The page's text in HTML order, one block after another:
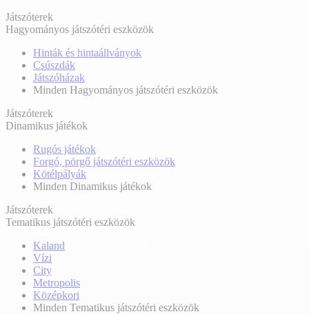
Játszóterek
Hagyományos játszótéri eszközök
Hinták és hintaállványok
Csúszdák
Játszóházak
Minden Hagyományos játszótéri eszközök
Játszóterek
Dinamikus játékok
Rugós játékok
Forgó, pörgő játszótéri eszközök
Kötélpályák
Minden Dinamikus játékok
Játszóterek
Tematikus játszótéri eszközök
Kaland
Vízi
City
Metropolis
Középkori
Minden Tematikus játszótéri eszközök